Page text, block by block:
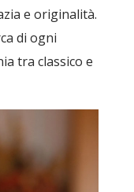
e originalità.
di ogni
tra classico e